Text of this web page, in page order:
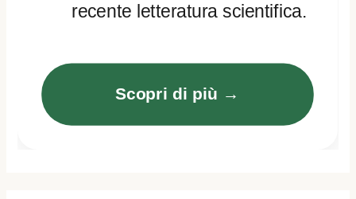
recente letteratura scientifica.
Scopri di più →